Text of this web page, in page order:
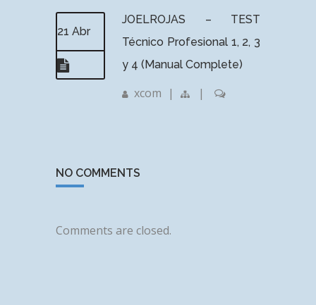
21 Abr
JOELROJAS – TEST
Técnico Profesional 1, 2, 3
y 4 (Manual Complete)
xcom | |
NO COMMENTS
Comments are closed.